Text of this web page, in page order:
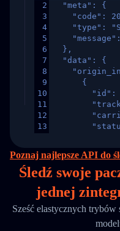
2
3
4
5
6
7
8
9
10
11
12
13
16
17
19
20
21
  "meta": {
"code":
"type":
  },
  "data": {
      {
"id":
          {
Poznaj najlepsze API do
Śledź swoje
jednej
Sześć elastycznych